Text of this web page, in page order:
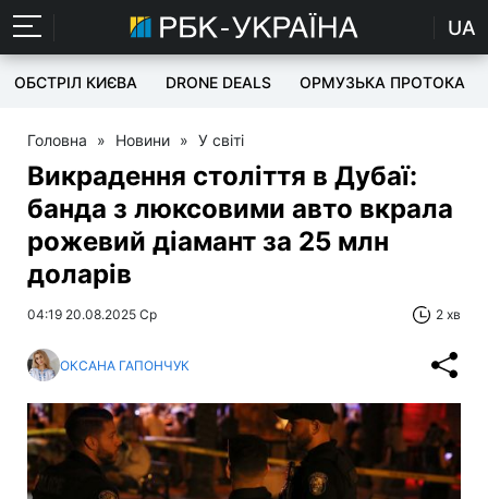
UA
ОБСТРІЛ КИЄВА DRONE DEALS ОРМУЗЬКА ПРОТОКА
Головна » Новини » У світі
Викрадення століття в Дубаї:
банда з люксовими авто вкрала
рожевий діамант за 25 млн
доларів
04:19 20.08.2025 Ср 2 хв
ОКСАНА ГАПОНЧУК